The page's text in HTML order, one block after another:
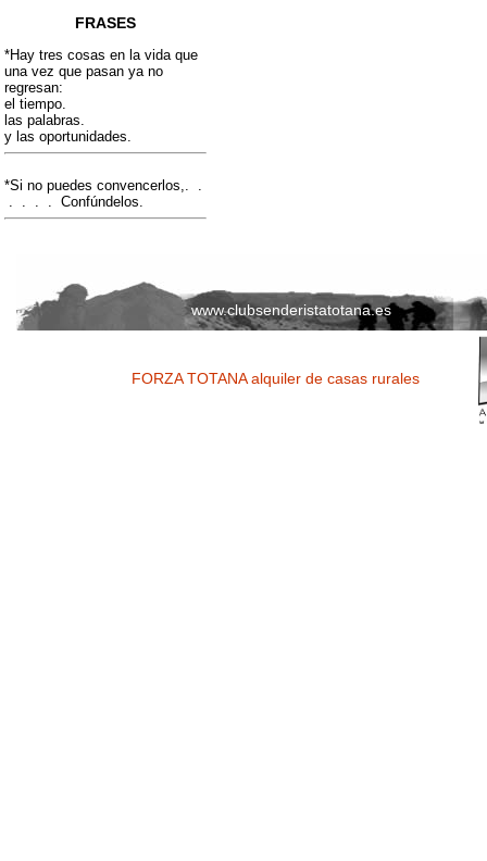
FRASES
*Hay tres cosas en la vida que
una vez que pasan ya no
regresan:
el tiempo.
las palabras.
y las oportunidades.
*Si no puedes convencerlos,. .
. . . . Confúndelos.
www.clubsenderistatotana.es
FORZA TOTANA alquiler de casas rurales